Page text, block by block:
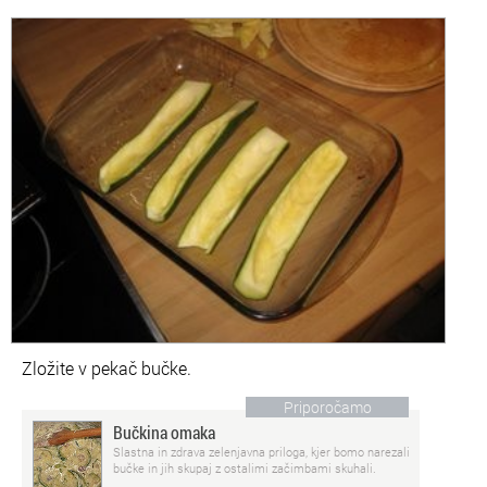
Zložite v pekač bučke.
Priporočamo
Bučkina omaka
Slastna in zdrava zelenjavna priloga, kjer bomo narezali
bučke in jih skupaj z ostalimi začimbami skuhali.